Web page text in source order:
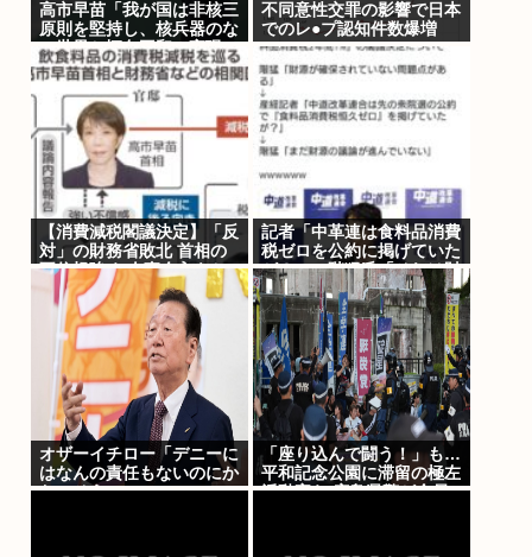
高市早苗「我が国は非核三
原則を堅持し、核兵器のな
い世界と恒久平和の実現に
向けて力を尽くことをお誓
いする 」
不同意性交罪の影響で日本
でのレ●プ認知件数爆増
www
【消費減税閣議決定】「反
対」の財務省敗北 首相の
不信根強く 人事介入をち
らつかされ…
記者「中革連は食料品消費
税ゼロを公約に掲げていた
が？」→階猛氏「それは財
源確保という条件付き」
オザーイチロー「デニーに
はなんの責任もないのにか
わいそう…」
「座り込んで闘う！」も…
平和記念公園に滞留の極左
活動家ら 広島県警が全員